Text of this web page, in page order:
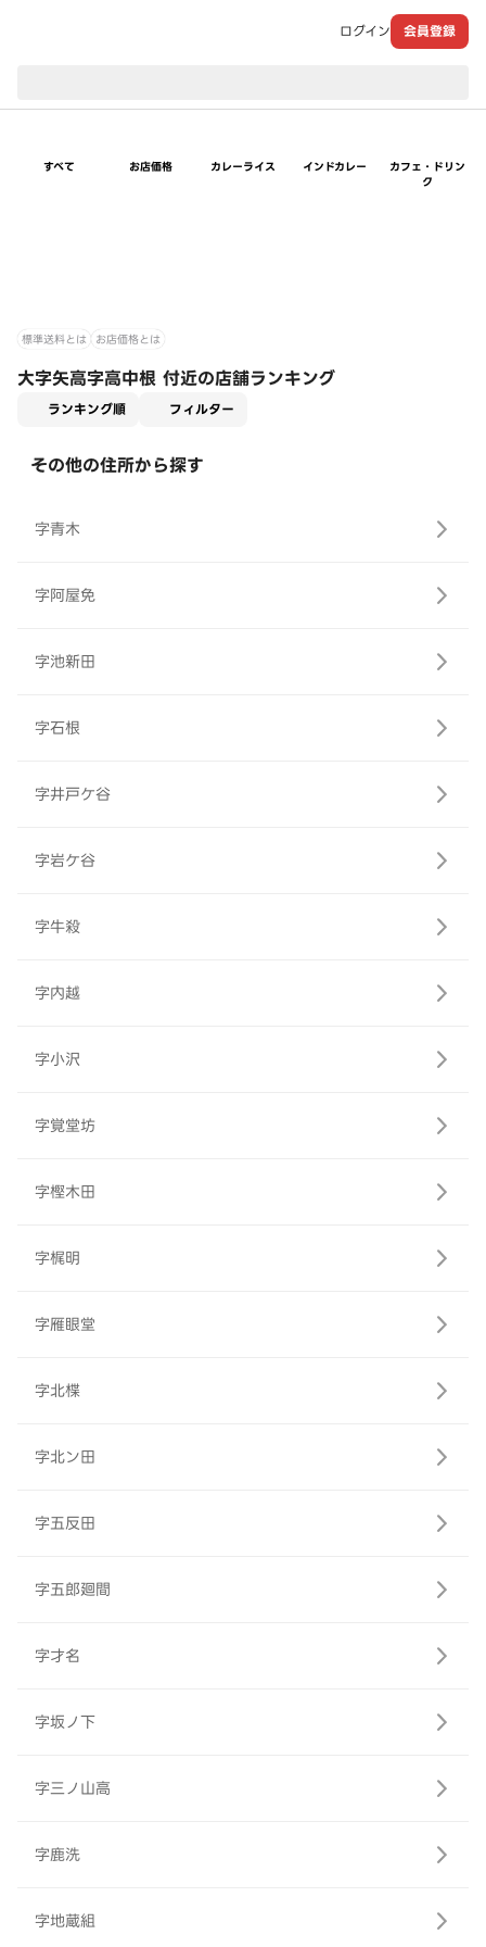
ログイン 会員登録
すべて お店価格 カレーライス インドカレー
カフェ・ドリン
ク
標準送料とは お店価格とは
大字矢高字高中根 付近の店舗ランキング
ランキング順 フィルター
その他の住所から探す
字青木
字阿屋免
字池新田
字石根
字井戸ケ谷
字岩ケ谷
字牛殺
字内越
字小沢
字覚堂坊
字樫木田
字梶明
字雁眼堂
字北楪
字北ン田
字五反田
字五郎廻間
字才名
字坂ノ下
字三ノ山高
字鹿洗
字地蔵組